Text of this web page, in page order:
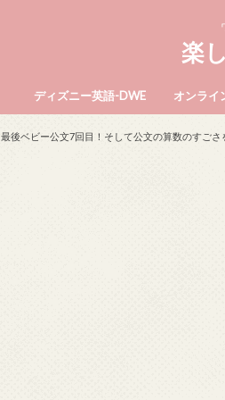
楽
ディズニー英語-DWE オンライ
最後ベビー公文7回目！そして公文の算数のすごさ